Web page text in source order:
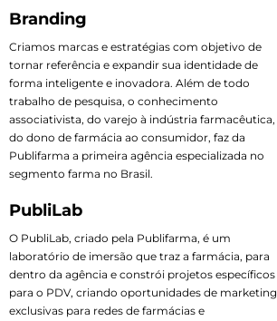
Branding
Criamos marcas e estratégias com objetivo de
tornar referência e expandir sua identidade de
forma inteligente e inovadora. Além de todo
trabalho de pesquisa, o conhecimento
associativista, do varejo à indústria farmacêutica,
do dono de farmácia ao consumidor, faz da
Publifarma a primeira agência especializada no
segmento farma no Brasil.
PubliLab
O PubliLab, criado pela Publifarma, é um
laboratório de imersão que traz a farmácia, para
dentro da agência e constrói projetos específicos
para o PDV, criando oportunidades de marketing
exclusivas para redes de farmácias e